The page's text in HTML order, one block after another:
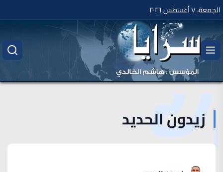
الجمعة، ٧ أغسطس ٢٠٢٦
زيدون الحديد